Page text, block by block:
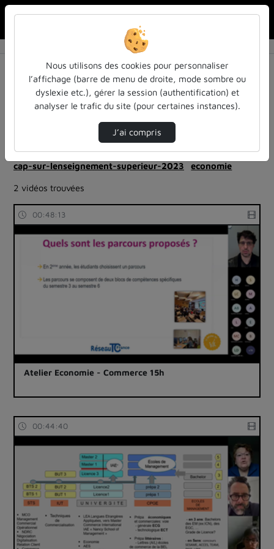
Résultats de la recherche
Filtres actifs (cliquer pour en retirer) :
colloques-et-conferences
cap-sur-lenseignement-superieur-2023
cap-sur-lenseignement-superieur-2023
cap-sur-lenseignement-superieur-2023
cap-sur-lenseignement-superieur-2023
economie
2 vidéos trouvées
00:48:13
Atelier Economie - Commerce 15h
00:44:40
Nous utilisons des cookies pour personnaliser
l’affichage (barre de menu de droite, mode sombre ou
dyslexie etc.), gérer la session (authentification) et
analyser le trafic du site (pour certaines instances).
J’ai compris